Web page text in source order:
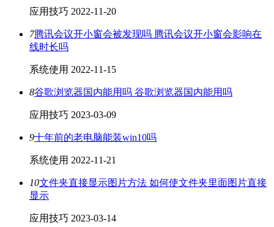
应用技巧 2022-11-20
7腾讯会议开小窗会被发现吗 腾讯会议开小窗会影响在
线时长吗
系统使用 2022-11-15
8谷歌浏览器国内能用吗 谷歌浏览器国内能用吗
应用技巧 2023-03-09
9十年前的老电脑能装win10吗
系统使用 2022-11-21
10文件夹直接显示图片方法 如何使文件夹里面图片直接
显示
应用技巧 2023-03-14